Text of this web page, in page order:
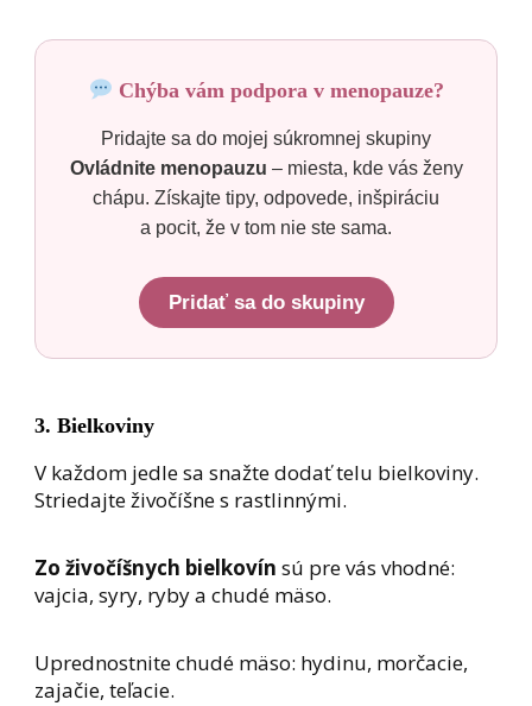
Chýba vám podpora v menopauze?
Pridajte sa do mojej súkromnej skupiny
Ovládnite menopauzu – miesta, kde vás ženy
chápu. Získajte tipy, odpovede, inšpiráciu
a pocit, že v tom nie ste sama.
Pridať sa do skupiny
3. Bielkoviny
V každom jedle sa snažte dodať telu bielkoviny.
Striedajte živočíšne s rastlinnými.
Zo živočíšnych bielkovín sú pre vás vhodné:
vajcia, syry, ryby a chudé mäso.
Uprednostnite chudé mäso: hydinu, morčacie,
zajačie, teľacie.